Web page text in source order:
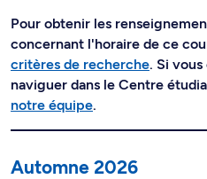
Pour obtenir les
concernant l'horaire de ce
critères de recherche. Si
naviguer dans le Centre
notre équipe.
Automne 2026